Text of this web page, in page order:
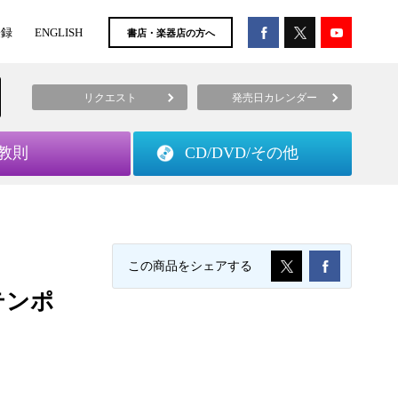
ENGLISH 書店・楽器店の方へ
リクエスト 発売日カレンダー
則 CD/DVD/その他
ンポ
この商品をシェアする